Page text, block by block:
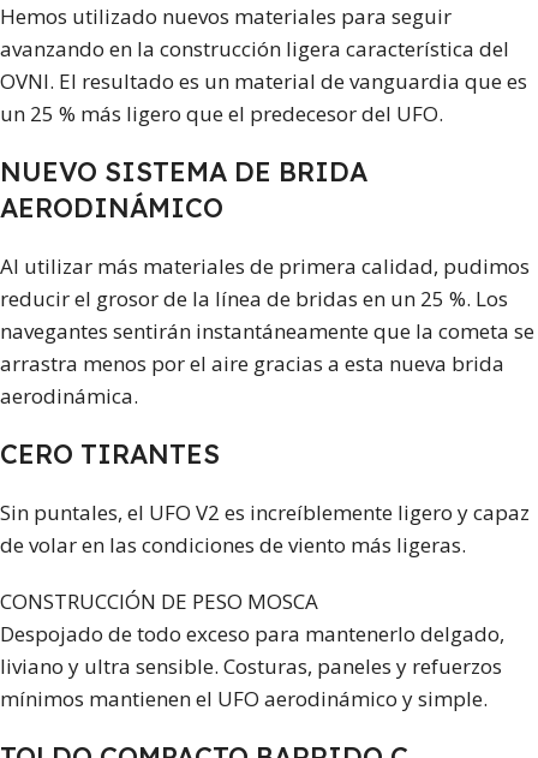
Hemos utilizado nuevos materiales para seguir
avanzando en la construcción ligera característica del
OVNI. El resultado es un material de vanguardia que es
un 25 % más ligero que el predecesor del UFO.
NUEVO SISTEMA DE BRIDA
AERODINÁMICO
Al utilizar más materiales de primera calidad, pudimos
reducir el grosor de la línea de bridas en un 25 %. Los
navegantes sentirán instantáneamente que la cometa se
arrastra menos por el aire gracias a esta nueva brida
aerodinámica.
CERO TIRANTES
Sin puntales, el UFO V2 es increíblemente ligero y capaz
de volar en las condiciones de viento más ligeras.
CONSTRUCCIÓN DE PESO MOSCA
Despojado de todo exceso para mantenerlo delgado,
liviano y ultra sensible. Costuras, paneles y refuerzos
mínimos mantienen el UFO aerodinámico y simple.